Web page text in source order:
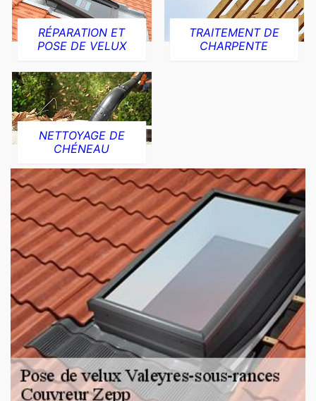
RÉPARATION ET
POSE DE VELUX
TRAITEMENT DE
CHARPENTE
NETTOYAGE DE
CHÉNEAU